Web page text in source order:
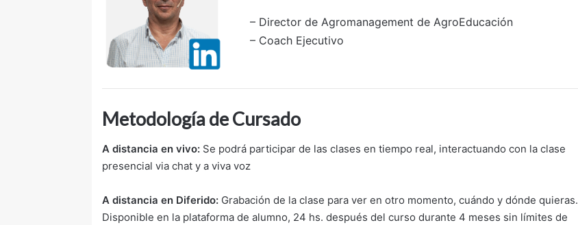
– Director de Agromanagement de AgroEducación
– Coach Ejecutivo
Metodología de Cursado
A distancia en vivo: Se podrá participar de las clases en tiempo real, interactuando con la clase
presencial via chat y a viva voz
A distancia en Diferido: Grabación de la clase para ver en otro momento, cuándo y dónde quieras.
Disponible en la plataforma de alumno, 24 hs. después del curso durante 4 meses sin límites de